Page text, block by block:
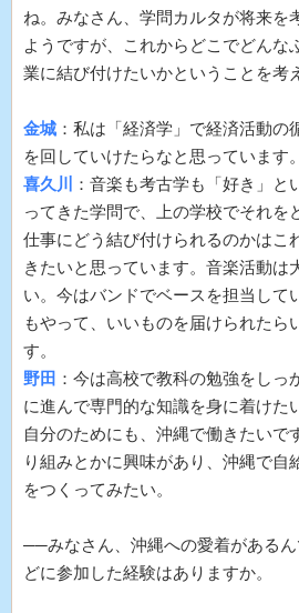
ね。みなさん、学問カルタが将来を
ようですが、これからどこでどんな
業に結び付けたいかということを考
金城 ：私は「経済学」で経済活動の
を回していけたらなと思っています。
喜久川
：音楽も考古学も「好き」
ってきた学問で、上の学校でそれを
仕事にどう結び付けられるのかはこ
きたいと思っています。音楽活動は
い。今はバンドでベースを担当して
もやって、いいものを届けられたら
す。
野田 ：今は高校で教科の勉強をし
に進んで専門的な知識を身に着けた
自分のためにも、沖縄で働きたいで
り組みとかに興味があり、沖縄で自
をつくってみたい。
──みなさん、沖縄への愛着がある
どに参加した経験はありますか。